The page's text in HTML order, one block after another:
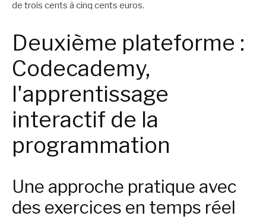
de trois cents à cinq cents euros.
Deuxième plateforme :
Codecademy,
l'apprentissage
interactif de la
programmation
Une approche pratique avec
des exercices en temps réel